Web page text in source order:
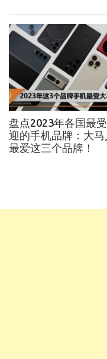
盘点2023年各国最
迎的手机品牌：大马
最爱这三个品牌！